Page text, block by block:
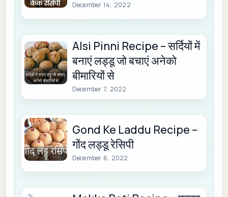
December 14, 2022
Alsi Pinni Recipe – सर्दियों में
बनाएं लड्डू जो बचाएं अनेको
बीमारियों से
December 7, 2022
Gond Ke Laddu Recipe –
गोंद लड्डू रेसिपी
December 6, 2022